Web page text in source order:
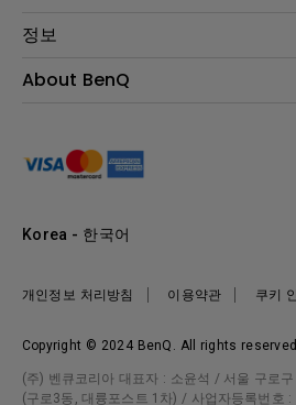
e스포츠
비즈니스 디스플레이
문의
서비스센터
정보
프로젝터 거리계산기
About BenQ
사회적 책임
뉴스
Copyright © 2024 BenQ. All rights reserved.
개인정보 처리방침 이용약관 쿠키
Korea - 한국어
(주) 벤큐코리아 대표자 : 소윤석 / 서울 구로
(구로3동, 대륭포스트 1차) / 사업자등록번호